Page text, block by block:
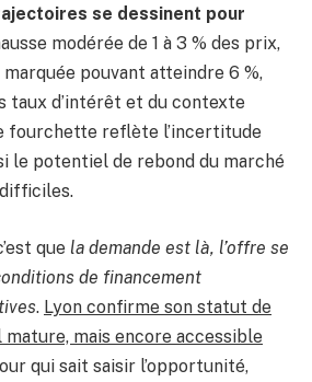
se dessinent pour
modérée de 1 à 3 % des prix,
pouvant atteindre 6 %,
taux d’intérêt et du contexte
fourchette reflète l’incertitude
le potentiel de rebond du marché
que la demande est là, l’offre se
de financement
. Lyon confirme son statut de
mais encore accessible
qui sait saisir l’opportunité,